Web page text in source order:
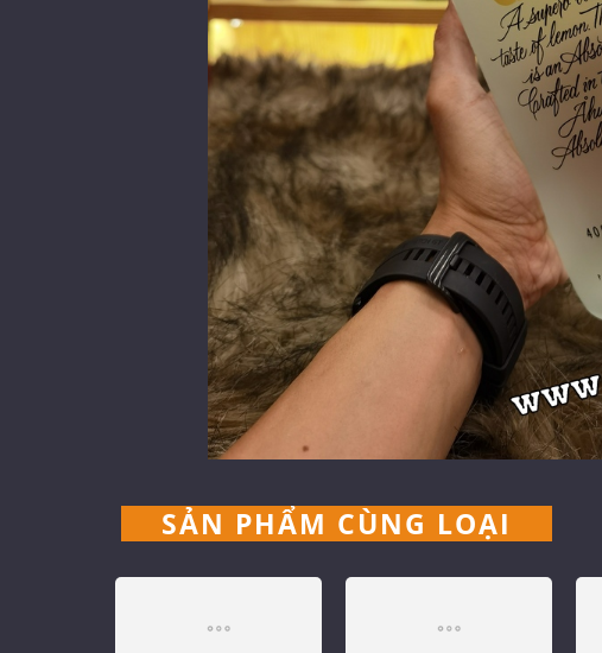
SẢN PHẨM CÙNG LOẠI